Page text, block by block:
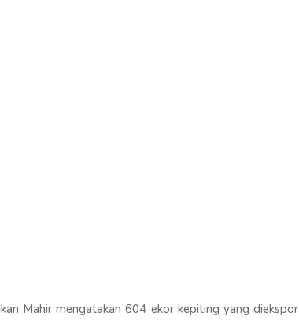
Mahir mengatakan 604 ekor kepiting yang diekspor